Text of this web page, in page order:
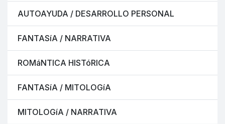
AUTOAYUDA / DESARROLLO PERSONAL
FANTASíA / NARRATIVA
ROMáNTICA HISTóRICA
FANTASíA / MITOLOGíA
MITOLOGíA / NARRATIVA